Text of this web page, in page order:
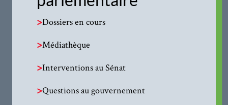
>Dossiers en cours
>Médiathèque
>Interventions au Sénat
>Questions au gouvernement